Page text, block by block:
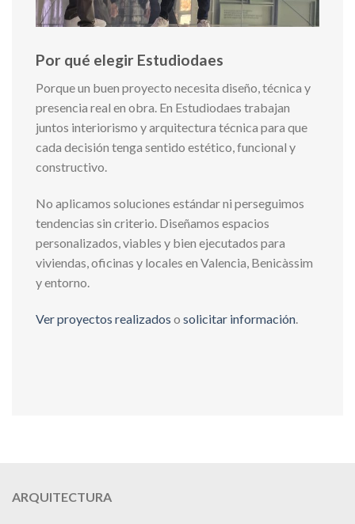
Por qué elegir Estudiodaes
Porque un buen proyecto necesita diseño, técnica y
presencia real en obra. En Estudiodaes trabajan
juntos interiorismo y arquitectura técnica para que
cada decisión tenga sentido estético, funcional y
constructivo.
No aplicamos soluciones estándar ni perseguimos
tendencias sin criterio. Diseñamos espacios
personalizados, viables y bien ejecutados para
viviendas, oficinas y locales en Valencia, Benicàssim
y entorno.
Ver proyectos realizados o solicitar información
ARQUITECTURA